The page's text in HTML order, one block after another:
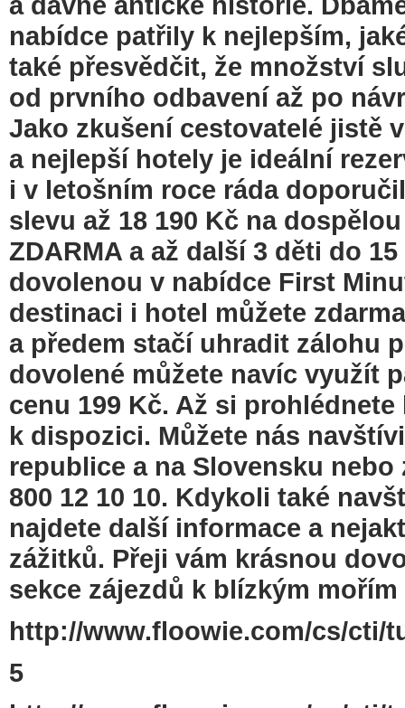
nabídce patřily k nejlepším,
také přesvědčit, že množství
od prvního odbavení až po
Jako zkušení cestovatelé jistě
a nejlepší hotely je ideální
i v letošním roce ráda
slevu až 18 190 Kč na
ZDARMA a až další 3 děti do
dovolenou v nabídce First
destinaci i hotel můžete
a předem stačí uhradit zálohu
dovolené můžete navíc využít
cenu 199 Kč. Až si
k dispozici. Můžete nás
republice a na Slovensku
800 12 10 10. Kdykoli také
najdete další informace a
zážitků. Přeji vám krásnou
sekce zájezdů k blízkým
http://www.floowie.com/cs/cti/
5